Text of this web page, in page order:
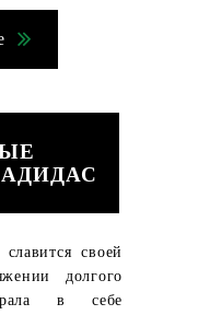
своей
долгого
в себе